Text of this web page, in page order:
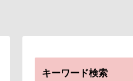
キーワード検索